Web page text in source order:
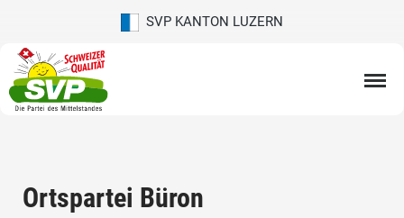
SVP KANTON LUZERN
Ortspartei Büron